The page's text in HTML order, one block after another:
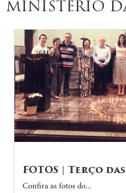
MINISTÉRIO
FOTOS | Terço
Confira as fotos do...